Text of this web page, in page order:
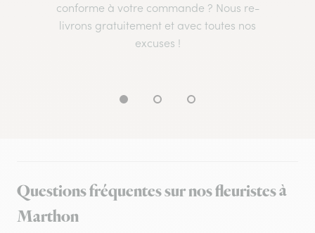
conforme à votre commande ? Nous re-
livrons gratuitement et avec toutes nos
excuses !
Questions fréquentes sur nos fleuristes à
Marthon